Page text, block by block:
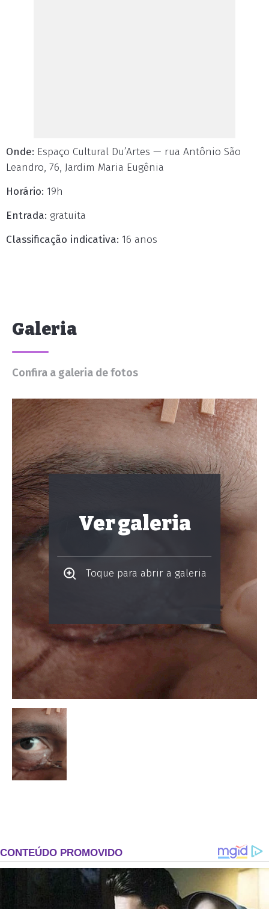
Onde: Espaço Cultural Du’Artes — rua Antônio São
Leandro, 76, Jardim Maria Eugênia
Horário: 19h
Entrada: gratuita
Classificação indicativa: 16 anos
Galeria
Confira a galeria de fotos
Ver galeria
Toque para abrir a galeria